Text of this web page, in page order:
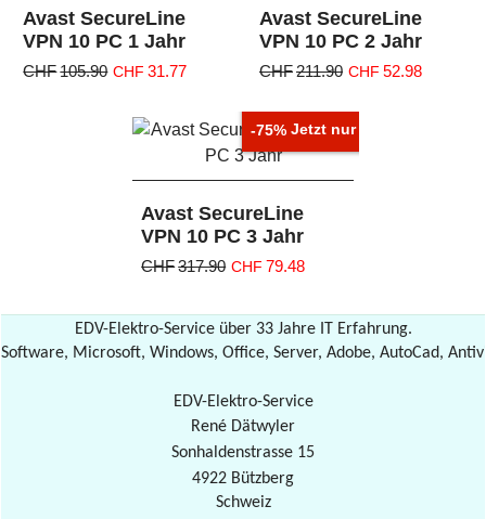
Avast SecureLine
VPN 10 PC 1 Jahr
CHF105.90 CHF 31.77
excl. MWST
Avast SecureLine
VPN 10 PC 2 Jahr
CHF211.90 CHF 52.98
CHF49.01 excl. MWST
zzgl. Versand
-75% Jetzt nur
Avast SecureLine
VPN 10 PC 3 Jahr
CHF317.90 CHF 79.48
CHF73.52 excl. MWST
zzgl. Versand
EDV-Elektro-Service über 33 Jahre IT Erfahrung.
Software, Microsoft, Windows, Office, Server, Adobe, AutoCad,
EDV-Elektro-Service
René Dätwyler
Sonhaldenstrasse 15
4922 Bützberg
Schweiz